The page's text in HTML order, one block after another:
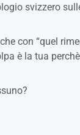
svizzero
con “quel
è la tua